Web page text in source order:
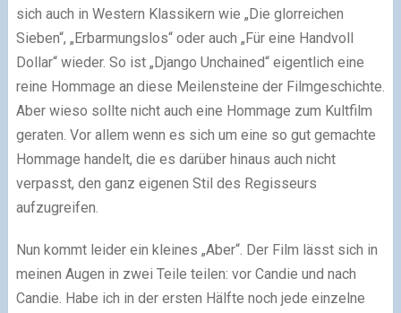
sich auch in Western Klassikern wie „Die glorreichen
Sieben“, „Erbarmungslos“ oder auch „Für eine Handvoll
Dollar“ wieder. So ist „Django Unchained“ eigentlich eine
reine Hommage an diese Meilensteine der Filmgeschichte.
Aber wieso sollte nicht auch eine Hommage zum Kultfilm
geraten. Vor allem wenn es sich um eine so gut gemachte
Hommage handelt, die es darüber hinaus auch nicht
verpasst, den ganz eigenen Stil des Regisseurs
aufzugreifen.
Nun kommt leider ein kleines „Aber“. Der Film lässt sich in
meinen Augen in zwei Teile teilen: vor Candie und nach
Candie. Habe ich in der ersten Hälfte noch jede einzelne